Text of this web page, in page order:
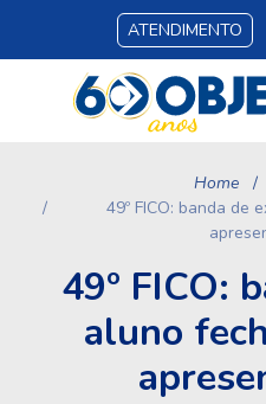
ATENDIMENTO
Home
49º FICO: banda de
49º FICO:
aluno